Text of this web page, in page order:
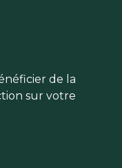
de la
sur votre